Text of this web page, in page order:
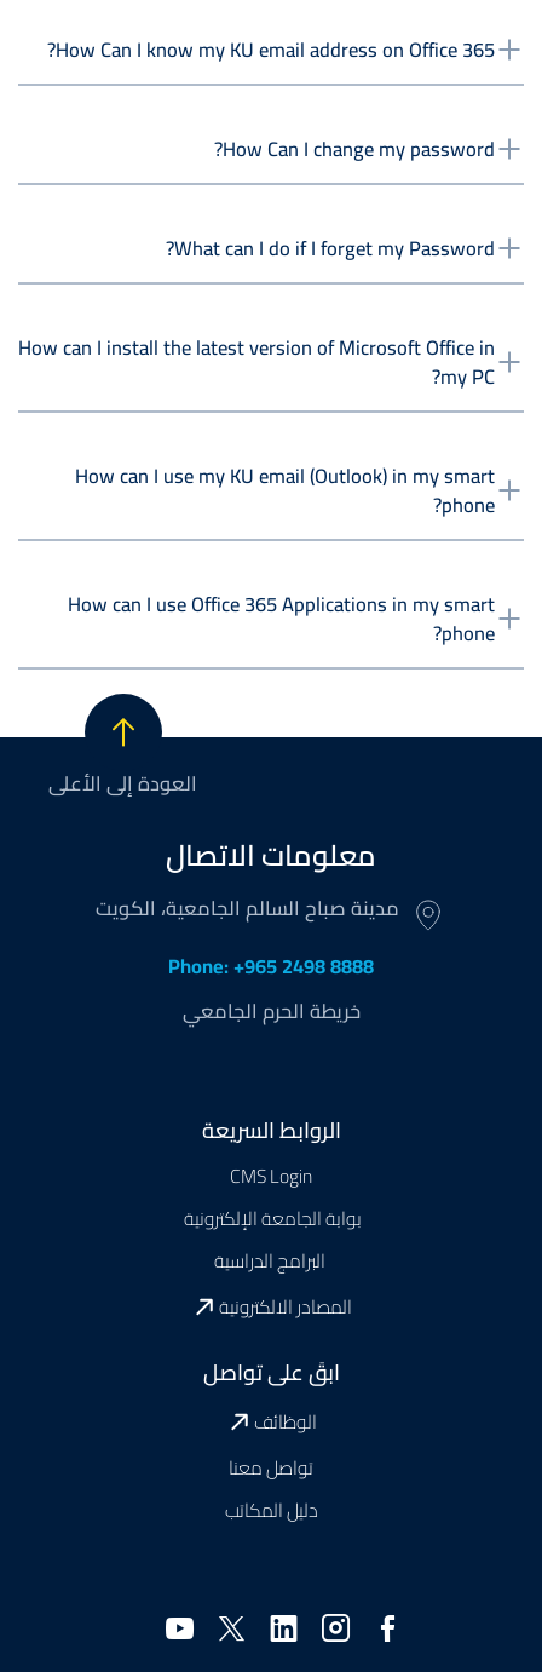
How Can I know my KU email address on Office 365?
How Can I change my password?
What can I do if I forget my Password?
How can I install the latest version of Microsoft Office in
my PC?
How can I use my KU email (Outlook) in my smart
phone?
How can I use Office 365 Applications in my smart
phone?
العودة إلى الأعلى
معلومات الاتصال
مدينة صباح السالم الجامعية، الكويت
Phone: +965 2498 8888
خريطة الحرم الجامعي
الروابط السريعة
CMS Login
بوابة الجامعة الإلكترونية
البرامج الدراسية
المصادر الالكترونية
ابقَ على تواصل
الوظائف
تواصل معنا
دليل المكاتب